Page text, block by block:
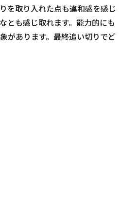
を取り入れた点も違和感を感じ
とも感じ取れます。能力的にも
があります。最終追い切りでど